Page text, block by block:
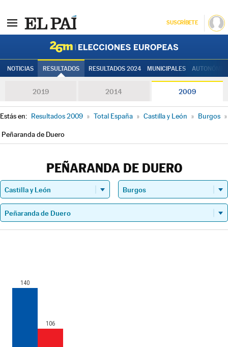
SUSCRÍBETE
NOTICIAS RESULTADOS RESULTADOS 2024 MUNICIPALES
2019 2014 2009
Estás en: Resultados 2009 » Total España » Castilla y León » Burgos »
Peñaranda de Duero
PEÑARANDA DE DUERO
140
106